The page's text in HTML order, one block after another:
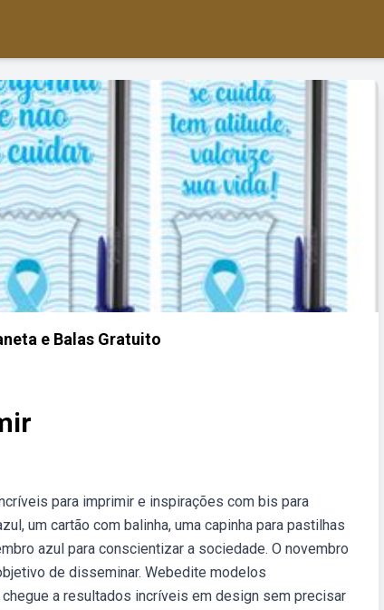
e Balas Gratuito
para imprimir e inspirações com bis para
um cartão com balinha, uma capinha para pastilhas
azul para conscientizar a sociedade. O novembro
de disseminar. Webedite modelos
a resultados incríveis em design sem precisar